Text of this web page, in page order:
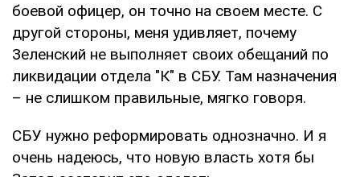
боевой офицер, он точно на своем месте. С
другой стороны, меня удивляет, почему
Зеленский не выполняет своих обещаний по
ликвидации отдела "К" в СБУ. Там назначения
– не слишком правильные, мягко говоря.
СБУ нужно реформировать однозначно. И я
очень надеюсь, что новую власть хотя бы